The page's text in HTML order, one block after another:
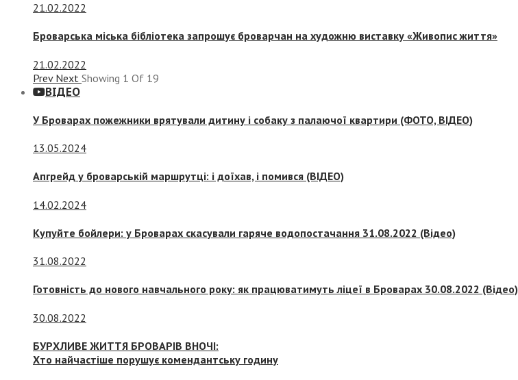
21.02.2022
Броварська міська бібліотека запрошує броварчан на художню виставку «Живопис життя»
21.02.2022
Prev Next Showing 1 Of 19
ВІДЕО
У Броварах пожежники врятували дитину і собаку з палаючої квартири (ФОТО, ВІДЕО)
13.05.2024
Апгрейд у броварській маршрутці: і доїхав, і помився (ВІДЕО)
14.02.2024
Купуйте бойлери: у Броварах скасували гаряче водопостачання 31.08.2022 (Відео)
31.08.2022
Готовність до нового навчального року: як працюватимуть ліцеї в Броварах 30.08.2022 (Відео)
30.08.2022
БУРХЛИВЕ ЖИТТЯ БРОВАРІВ ВНОЧІ:
Хто найчастіше порушує комендантську годину